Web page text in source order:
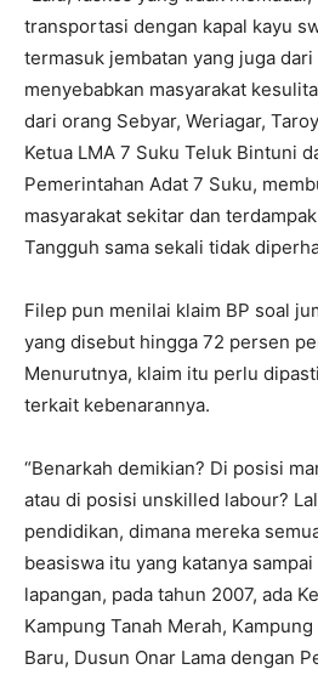
transportasi dengan kapal kayu
termasuk jembatan yang juga dari
menyebabkan masyarakat
dari orang Sebyar, Weriagar,
Ketua LMA 7 Suku Teluk Bintuni
Pemerintahan Adat 7 Suku,
masyarakat sekitar dan
Tangguh sama sekali tidak
Filep pun menilai klaim BP soal
yang disebut hingga 72 persen
Menurutnya, klaim itu perlu
terkait kebenarannya.
“Benarkah demikian? Di posisi
atau di posisi unskilled labour?
pendidikan, dimana mereka
beasiswa itu yang katanya
lapangan, pada tahun 2007, ada
Kampung Tanah Merah,
Baru, Dusun Onar Lama dengan